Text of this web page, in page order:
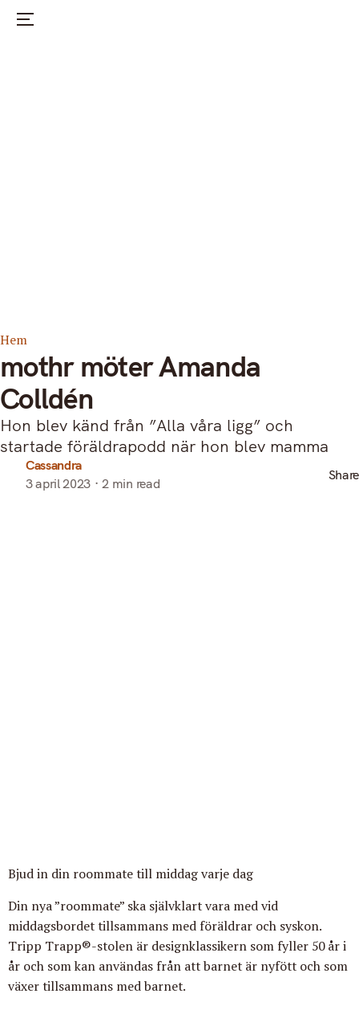
Nöje
Hem
mothr möter Amanda
Colldén
Hon blev känd från ”Alla våra ligg” och
startade föräldrapodd när hon blev mamma
Cassandra
3 april 2023
2 min read
Share
Bjud in din roommate till middag varje dag
Din nya ”roommate” ska självklart vara med vid
middagsbordet tillsammans med föräldrar och syskon.
Tripp Trapp®-stolen är designklassikern som fyller 50 år i
år och som kan användas från att barnet är nyfött och som
växer tillsammans med barnet.